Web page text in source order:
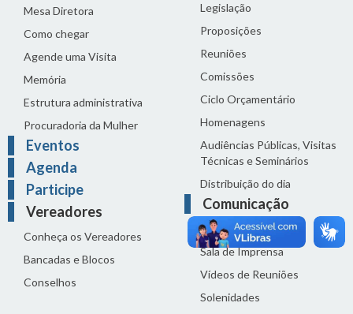
Mesa Diretora
Como chegar
Agende uma Visita
Memória
Estrutura administrativa
Procuradoria da Mulher
Eventos
Agenda
Participe
Vereadores
Conheça os Vereadores
Bancadas e Blocos
Conselhos
Legislação
Proposições
Reuniões
Comissões
Ciclo Orçamentário
Homenagens
Audiências Públicas, Visitas
Técnicas e Seminários
Distribuição do dia
Comunicação
Notícias
Sala de Imprensa
Vídeos de Reuniões
Solenidades